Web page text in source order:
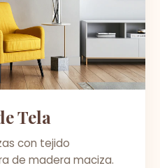
Tela
con tejido
de madera maciza.